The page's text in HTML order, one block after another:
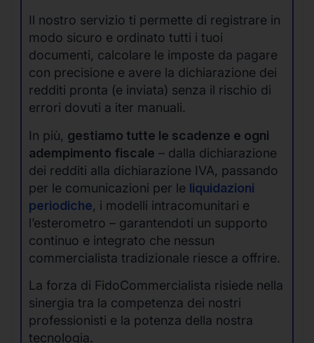
Il nostro servizio ti permette di registrare in
modo sicuro e ordinato tutti i tuoi
documenti, calcolare le imposte da pagare
con precisione e avere la dichiarazione dei
redditi pronta (e inviata) senza il rischio di
errori dovuti a iter manuali.
In più, gestiamo tutte le scadenze e ogni
adempimento fiscale – dalla dichiarazione
dei redditi alla dichiarazione IVA, passando
per le comunicazioni per le liquidazioni
periodiche, i modelli intracomunitari e
l’esterometro – garantendoti un supporto
continuo e integrato che nessun
commercialista tradizionale riesce a offrire.
La forza di FidoCommercialista risiede nella
sinergia tra la competenza dei nostri
professionisti e la potenza della nostra
tecnologia.